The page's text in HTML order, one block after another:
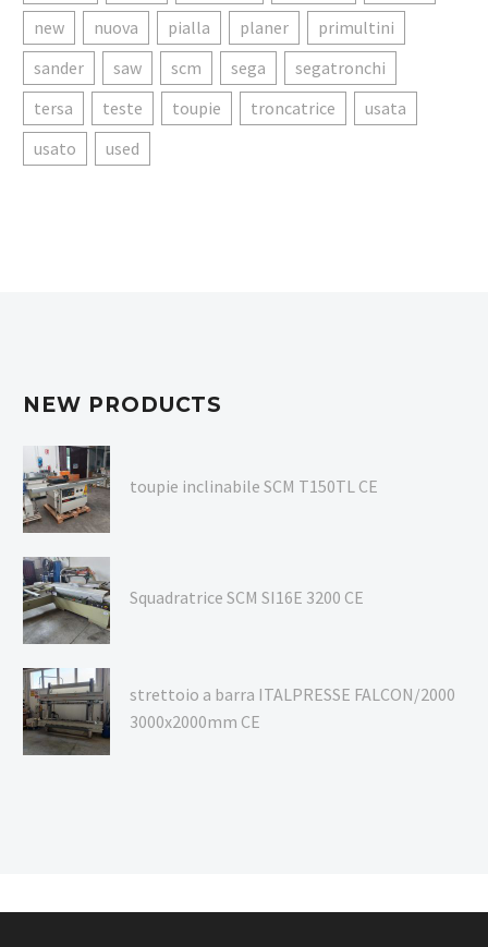
new
nuova pialla planer
primultini
sander
saw scm sega
segatronchi
tersa
teste toupie troncatrice
usata
usato
used
NEW PRODUCTS
toupie inclinabile SCM T150TL CE
Squadratrice SCM SI16E 3200 CE
strettoio a barra ITALPRESSE FALCON/2000
3000x2000mm CE